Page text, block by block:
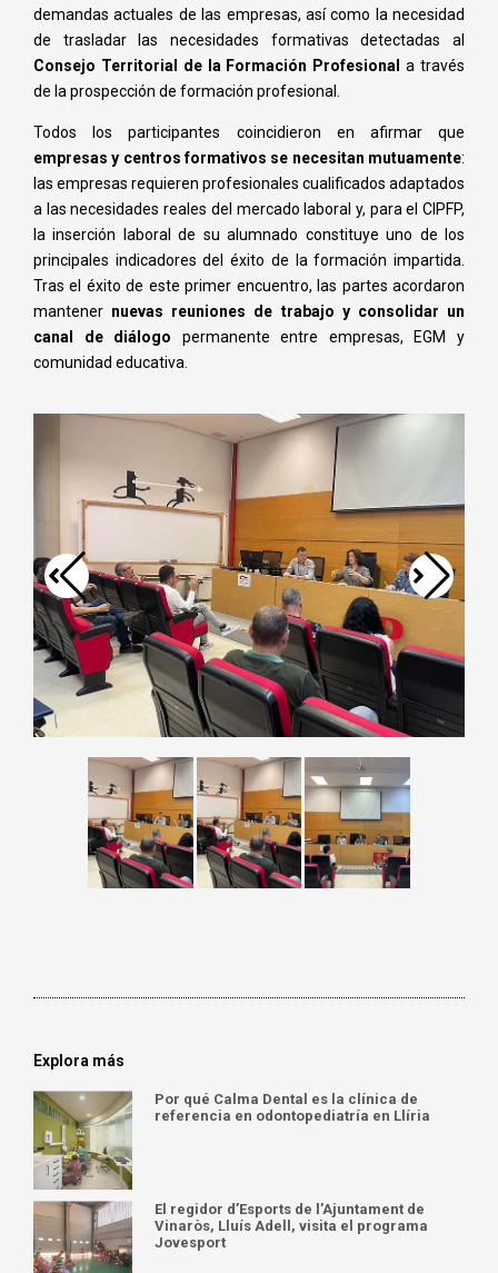
demandas actuales de las empresas, así como la necesidad
de trasladar las necesidades formativas detectadas al
Consejo Territorial de la Formación Profesional a través
de la prospección de formación profesional.
Todos los participantes coincidieron en afirmar que
empresas y centros formativos se necesitan mutuamente:
las empresas requieren profesionales cualificados adaptados
a las necesidades reales del mercado laboral y, para el CIPFP,
la inserción laboral de su alumnado constituye uno de los
principales indicadores del éxito de la formación impartida.
Tras el éxito de este primer encuentro, las partes acordaron
mantener nuevas reuniones de trabajo y consolidar un
canal de diálogo permanente entre empresas, EGM y
comunidad educativa.
Explora más
Por qué Calma Dental es la clínica de
referencia en odontopediatría en Llíria
El regidor d’Esports de l’Ajuntament de
Vinaròs, Lluís Adell, visita el programa
Jovesport